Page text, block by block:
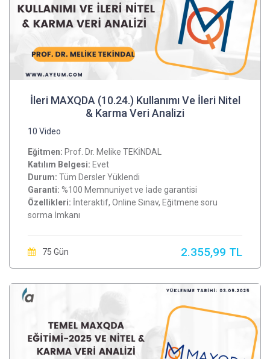
İleri MAXQDA (10.24.) Kullanımı Ve İleri Nitel
& Karma Veri Analizi
10 Video
Eğitmen: Prof. Dr. Melike TEKİNDAL
Katılım Belgesi: Evet
Durum: Tüm Dersler Yüklendi
Garanti: %100 Memnuniyet ve İade garantisi
Özellikleri: İnteraktif, Online Sınav, Eğitmene soru
sorma İmkanı
75 Gün 2.355,99 TL